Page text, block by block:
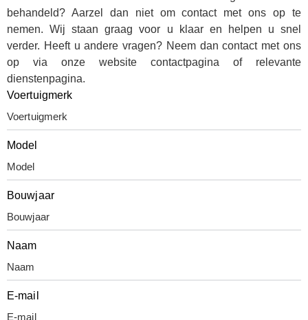
behandeld? Aarzel dan niet om contact met ons op te
nemen. Wij staan graag voor u klaar en helpen u snel
verder. Heeft u andere vragen? Neem dan contact met ons
op via onze website contactpagina of relevante
dienstenpagina.
Voertuigmerk
Model
Bouwjaar
Naam
E-mail